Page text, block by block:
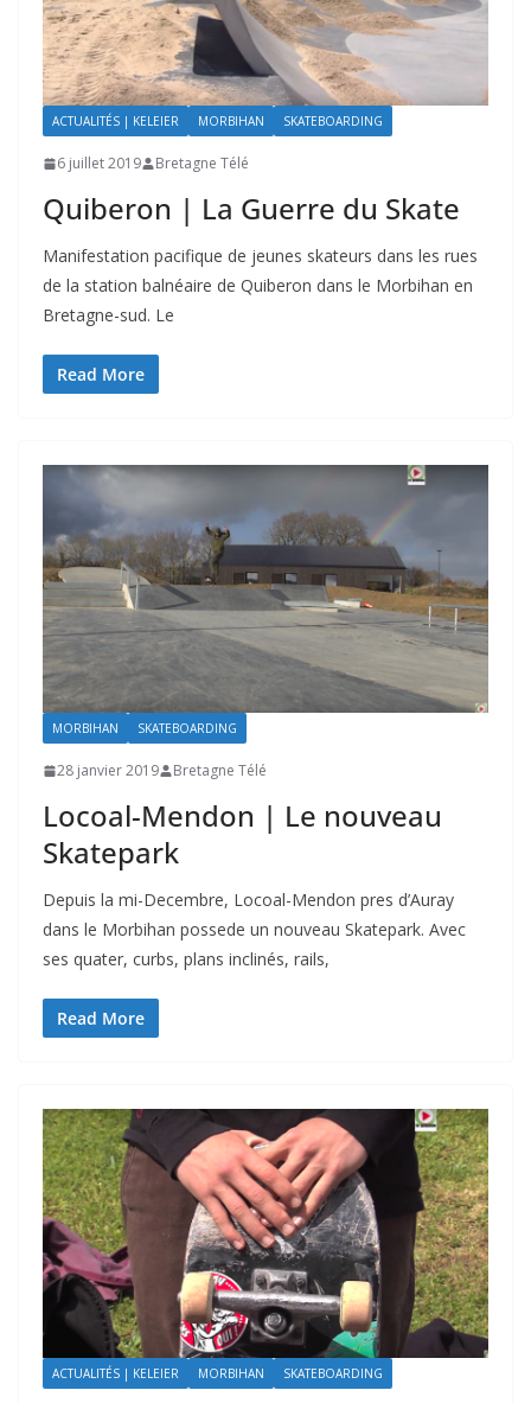
ACTUALITÉS | KELEIER MORBIHAN SKATEBOARDING
6 juillet 2019 Bretagne Télé
Quiberon | La Guerre du Skate
Manifestation pacifique de jeunes skateurs dans les rues
de la station balnéaire de Quiberon dans le Morbihan en
Bretagne-sud. Le
Read More
MORBIHAN SKATEBOARDING
28 janvier 2019 Bretagne Télé
Locoal-Mendon | Le nouveau
Skatepark
Depuis la mi-Decembre, Locoal-Mendon pres d’Auray
dans le Morbihan possede un nouveau Skatepark. Avec
ses quater, curbs, plans inclinés, rails,
Read More
ACTUALITÉS | KELEIER MORBIHAN SKATEBOARDING